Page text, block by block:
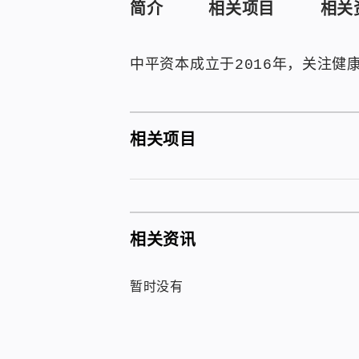
简介 相关项目 相关
中平资本成立于2016年，关注健
相关项目
相关资讯
暂时没有